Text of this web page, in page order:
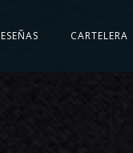
CARTELERA